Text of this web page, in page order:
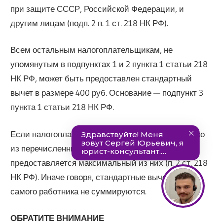
при защите СССР, Российской Федерации, и
другим лицам (подп. 2 п. 1 ст. 218 НК РФ).
Всем остальным налогоплательщикам, не
упомянутым в подпунктах 1 и 2 пункта 1 статьи 218
НК РФ, может быть предоставлен стандартный
вычет в размере 400 руб. Основание — подпункт 3
пункта 1 статьи 218 НК РФ.
Если налогоплательщик имеет право на несколько
из перечисленных стандартных вычетов, ему
предоставляется максимальный из них (п. 2 ст. 218
НК РФ). Иначе говоря, стандартные вычеты на
самого работника не суммируются.
ОБРАТИТЕ ВНИМАНИЕ